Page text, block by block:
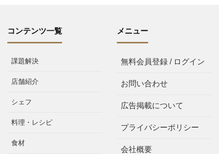
コンテンツ一覧
課題解決
店舗紹介
シェフ
料理・レシピ
食材
メニュー
無料会員登録 / ログイン
お問い合わせ
広告掲載について
プライバシーポリシー
会社概要